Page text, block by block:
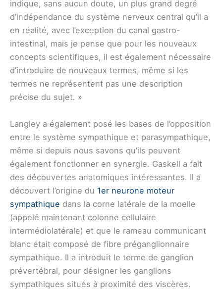
indique, sans aucun doute, un plus grand degré
d’indépendance du système nerveux central qu’il a
en réalité, avec l’exception du canal gastro-
intestinal, mais je pense que pour les nouveaux
concepts scientifiques, il est également nécessaire
d’introduire de nouveaux termes, même si les
termes ne représentent pas une description
précise du sujet. »
Langley a également posé les bases de l’opposition
entre le système sympathique et parasympathique,
même si depuis nous savons qu’ils peuvent
également fonctionner en synergie. Gaskell a fait
des découvertes anatomiques intéressantes. Il a
découvert l’origine du 1er neurone moteur
sympathique dans la corne latérale de la moelle
(appelé maintenant colonne cellulaire
intermédiolatérale) et que le rameau communicant
blanc était composé de fibre préganglionnaire
sympathique. Il a introduit le terme de ganglion
prévertébral, pour désigner les ganglions
sympathiques situés à proximité des viscères.